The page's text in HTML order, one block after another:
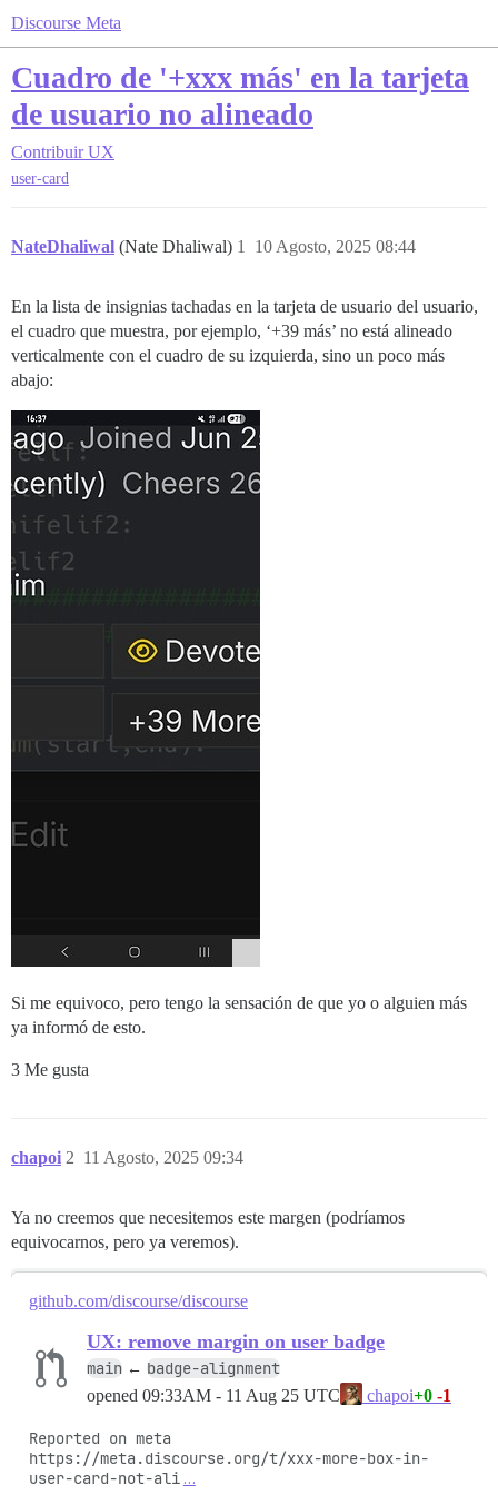
Discourse Meta
Cuadro de '+xxx más' en la tarjeta
de usuario no alineado
Contribuir UX
user-card
NateDhaliwal (Nate Dhaliwal) 10 Agosto, 2025 08:44
1
En la lista de insignias tachadas en la tarjeta de usuario del usuario,
el cuadro que muestra, por ejemplo, ‘+39 más’ no está alineado
verticalmente con el cuadro de su izquierda, sino un poco más
abajo:
Si me equivoco, pero tengo la sensación de que yo o alguien más
ya informó de esto.
3 Me gusta
chapoi 11 Agosto, 2025 09:34
2
Ya no creemos que necesitemos este margen (podríamos
equivocarnos, pero ya veremos).
github.com/discourse/discourse
UX: remove margin on user badge
main ← badge-alignment
opened 09:33AM - 11 Aug 25 UTC chapoi+0 -1
Reported on meta
https://meta.discourse.org/t/xxx-more-box-in-
user-card-not-ali …